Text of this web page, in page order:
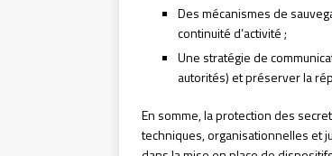
Des mécanismes de
continuité d’activité ;
Une stratégie de
autorités) et préserver la
En somme, la protection des
techniques, organisationnelles et